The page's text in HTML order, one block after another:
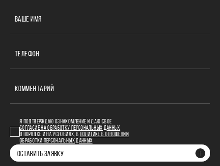
ВАШЕ ИМЯ
ТЕЛЕФОН
КОММЕНТАРИЙ
Я ПОДТВЕРЖДАЮ ОЗНАКОМЛЕНИЕ И ДАЮ СВОЕ
СОГЛАСИЕ НА ОБРАБОТКУ ПЕРСОНАЛЬНЫХ ДАННЫХ
В ПОРЯДКЕ И НА УСЛОВИЯХ, В ПОЛИТИКЕ В ОТНОШЕНИИ
ОБРАБОТКИ ПЕРСОНАЛЬНЫХ ДАННЫХ
ОСТАВИТЬ ЗАЯВКУ